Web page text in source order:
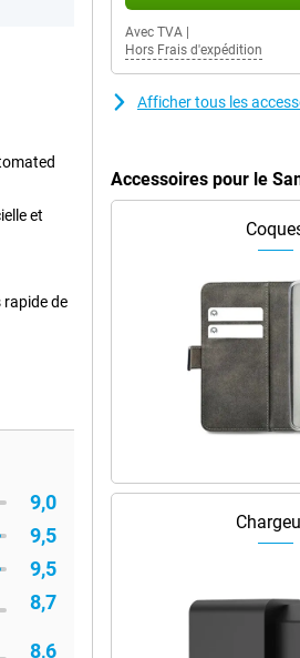
et
rapide de
9,0
9,5
9,5
8,7
8,6
Avec TVA
Hors Frais d'expédition
Afficher tous les
Accessoires pour le